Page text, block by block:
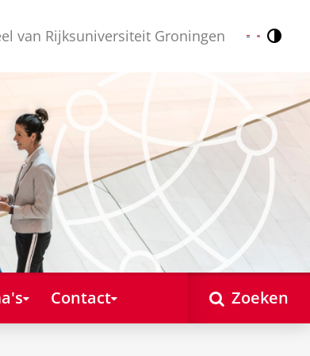
van Rijksuniversiteit Groningen Nederlands
English
Contact Zoeken